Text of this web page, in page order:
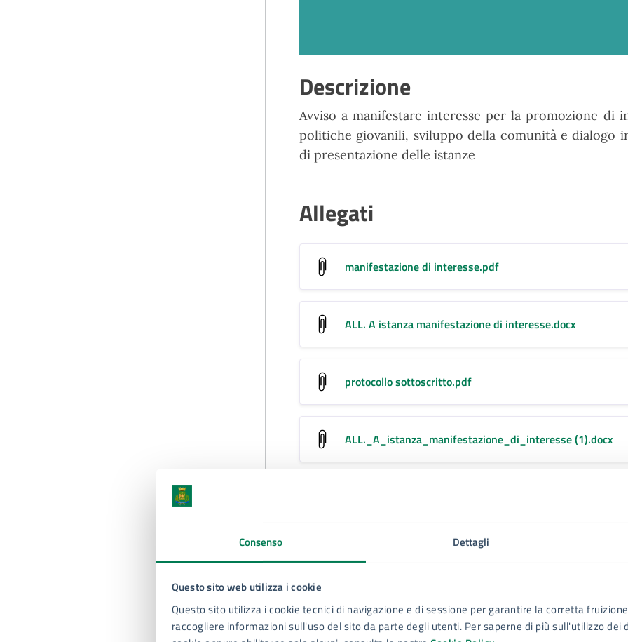
Consenso Dettagli
Questo sito web utilizza i cookie
Questo sito utilizza i cookie tecnici di navigazione e di sessione per garantire la corretta
raccogliere informazioni sull'uso del sito da parte degli utenti. Per saperne di più sull'utilizzo dei
Descrizione
Avviso a manifestare interesse per lapromozione di
politiche giovanili, sviluppo della comunità e dialogo
di presentazione delle istanze
Allegati
manifestazione di interesse.pdf
ALL. A istanza manifestazione di interesse.docx
protocollo sottoscritto.pdf
ALL._A_istanza_manifestazione_di_interesse (1).docx
A cura di
Servizio Gestione Amministrativa Attività Sportive
Politiche Giovanili, Tempo Libero e Servizi Ausiliari